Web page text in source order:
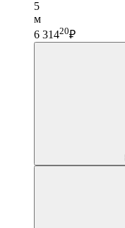
5
м
6 31420₽